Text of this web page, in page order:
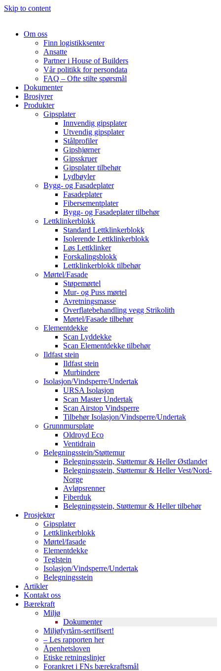
Skip to content
Om oss
Finn logistikksenter
Ansatte
Partner i House of Builders
Vår politikk for persondata
FAQ – Ofte stilte spørsmål
Dokumenter
Brosjyrer
Produkter
Gipsplater
Innvendig gipsplater
Utvendig gipsplater
Stålprofiler
Gipshjørner
Gipsskruer
Gipsplater tilbehør
Lydbøyler
Bygg- og Fasadeplater
Fasadeplater
Fibersementplater
Bygg- og Fasadeplater tilbehør
Lettklinkerblokk
Standard Lettklinkerblokk
Isolerende Lettklinkerblokk
Løs Lettklinker
Forskalingsblokk
Lettklinkerblokk tilbehør
Mørtel/Fasade
Støpemørtel
Mur- og Puss mørtel
Avretningsmasse
Overflatebehandling vegg Strikolith
Mørtel/Fasade tilbehør
Elementdekke
Scan Lyddekke
Scan Elementdekke tilbehør
Ildfast stein
Ildfast stein
Murbindere
Isolasjon/Vindsperre/Undertak
URSA Isolasjon
Scan Master Undertak
Scan Airstop Vindsperre
Tilbehør Isolasjon/Vindsperre/Undertak
Grunnmursplate
Oldroyd Eco
Ventidrain
Belegningsstein/Støttemur
Belegningsstein, Støttemur & Heller Østlandet
Belegningsstein, Støttemur & Heller Vest/Nord-
Norge
Avløpsrenner
Fiberduk
Belegningsstein, Støttemur & Heller tilbehør
Prosjekter
Gipsplater
Lettklinkerblokk
Mørtel/fasade
Elementdekke
Teglstein
Isolasjon/Vindsperre/Undertak
Belegningsstein
Artikler
Kontakt oss
Bærekraft
Miljø
Dokumenter
Miljøfyrtårn-sertifisert!
– Les rapporten her
Åpenhetsloven
Etiske retningslinjer
Forankret i FNs bærekraftsmål